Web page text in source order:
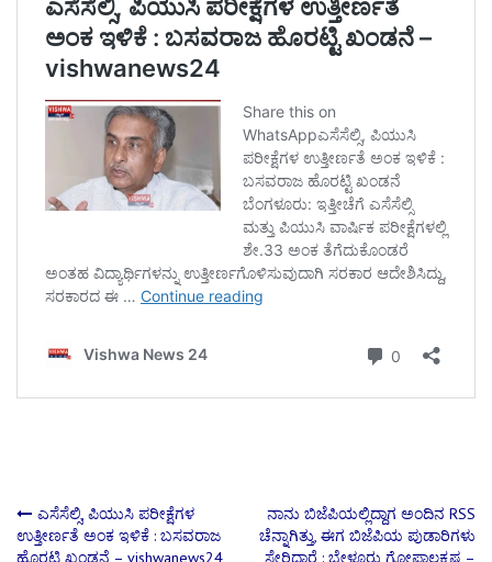
Post
ಎಸೆಸೆಲ್ಸಿ, ಪಿಯುಸಿ ಪರೀಕ್ಷೆಗಳ
ಉತ್ತೀರ್ಣತೆ ಅಂಕ ಇಳಿಕೆ : ಬಸವರಾಜ
ಹೊರಟ್ಟಿ ಖಂಡನೆ – vishwanews24
ನಾನು ಬಿಜೆಪಿಯಲ್ಲಿದ್ದಾಗ ಅಂದಿನ RSS
ಚೆನ್ನಾಗಿತ್ತು, ಈಗ ಬಿಜೆಪಿಯ ಪುಡಾರಿಗಳು
ಸೇರಿದ್ದಾರೆ : ಬೇಳೂರು ಗೋಪಾಲಕೃಷ್ಣ –